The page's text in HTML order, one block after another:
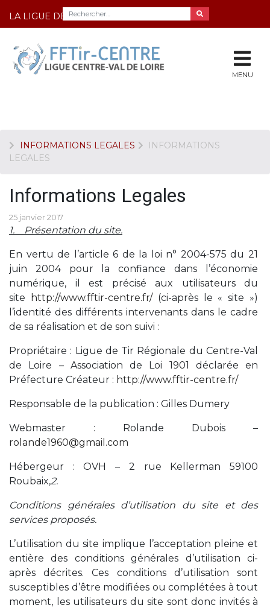
LA LIGUE DE TIR DU CENTRE
MENU
INFORMATIONS LEGALES
INFORMATIONS
LEGALES
Informations Legales
25 janvier 2017
1. Présentation du site.
En vertu de l’article 6 de la loi n° 2004-575 du 21
juin 2004 pour la confiance dans l’économie
numérique, il est précisé aux utilisateurs du
site
http://www.fftir-centre.fr/(ci-après le « site »)
l’identité des différents intervenants dans le cadre
de sa réalisation et de son suivi :
Propriétaire : Ligue de Tir Régionale du Centre-Val
de Loire – Association de Loi 1901 déclarée en
Préfecture Créateur : http://www.fftir-centre.fr/
Responsable de la publication : Gilles Dumery
Webmaster : Rolande Dubois –
rolande1960@gmail.com
Hébergeur : OVH – 2 rue Kellerman 59100
Roubaix,2.
Conditions générales d’utilisation du site et des
services proposés.
L’utilisation du site implique l’acceptation pleine et
entière des conditions générales d’utilisation ci-
après décrites. Ces conditions d’utilisation sont
susceptibles d’être modifiées ou complétées à tout
moment, les utilisateurs du site sont donc invités à